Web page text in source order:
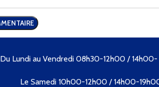
Du Lundi au Vendredi 08h30-12h00 /
Le Samedi 10h00-12h00 / 14h00-